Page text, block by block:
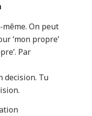
On peut
‘mon propre’
Par
decision. Tu